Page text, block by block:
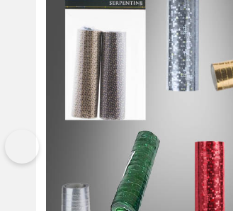
Vorherige